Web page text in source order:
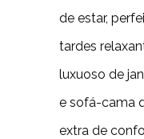
de estar,
tardes
luxuoso de
e sofá-cama
extra de